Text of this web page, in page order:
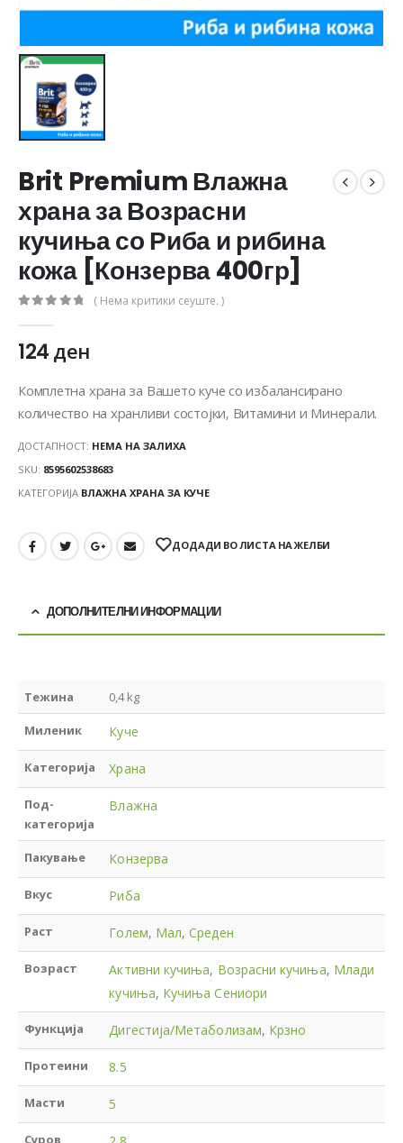
Brit Premium Влажна
храна за Возрасни
кучиња со Риба и рибина
кожа [Конзерва 400гр]
( Нема критики сеуште. )
124ден
Комплетна храна за Вашето куче со избалансирано
количество на хранливи состојки, Витамини и Минерали.
ДОСТАПНОСТ: НЕМА НА ЗАЛИХА
SKU: 8595602538683
КАТЕГОРИЈА ВЛАЖНА ХРАНА ЗА КУЧЕ
ДОДАДИ ВО ЛИСТА НА ЖЕЛБИ
ДОПОЛНИТЕЛНИ ИНФОРМАЦИИ
Тежина 0,4 kg
Миленик Куче
Категорија Храна
Под-
категорија
Влажна
Пакување Конзерва
Вкус Риба
Раст Голем, Мал,Среден
Возраст Активни кучиња, Возрасни кучиња, Млади
кучиња, Кучиња Сениори
Функција Дигестија/Метаболизам, Крзно
Протеини 8.5
Масти 5
Суров